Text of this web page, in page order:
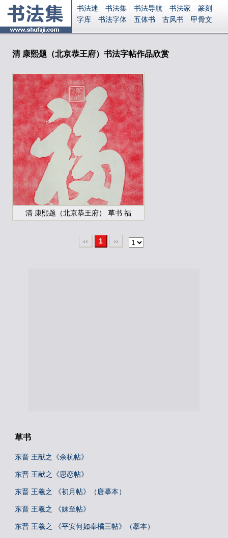
书法迷 书法集 书法导航 书法家
篆刻
字库
书法字体 五体书 古风书
甲骨文
集字
字形 大字 篆刻之家
起名
识字 英语 印章
字体下载
免费字体
Ai矢量
P图宝 南无阿弥陀佛
安全网站
显广告 捐赠
清 康熙题（北京恭王府）书法字帖作品欣赏
清 康熙题（北京恭王府） 草书 福
‹‹ 1 ››
草书
东晋 王献之《余杭帖》
东晋 王献之《思恋帖》
东晋 王羲之 《初月帖》（唐摹本）
东晋 王羲之 《妹至帖》
东晋 王羲之 《平安何如奉橘三帖》（摹本）